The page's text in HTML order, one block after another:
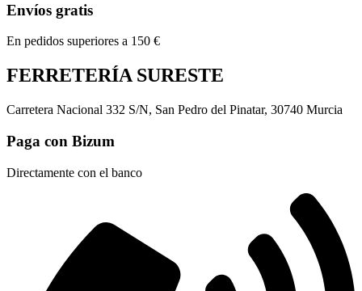
Envíos gratis
En pedidos superiores a 150 €
FERRETERÍA SURESTE
Carretera Nacional 332 S/N, San Pedro del Pinatar, 30740 Murcia
Paga con Bizum
Directamente con el banco